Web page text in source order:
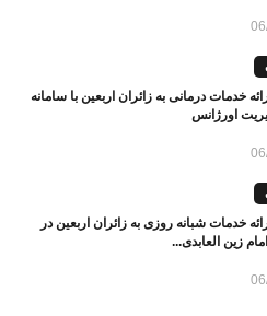
خدمات درمانی به زائران اربعین با سامانه
اورژانس
خدمات شبانه روزی به زائران اربعین در
زین العابدی...